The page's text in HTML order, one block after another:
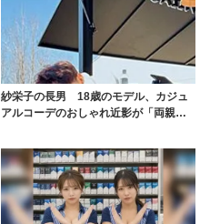
紗栄子の長男 18歳のモデル、カジュ
アルコーデのおしゃれ近影が「両親の